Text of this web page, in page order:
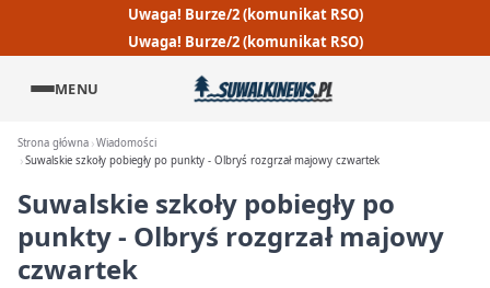
Uwaga! Burze/2 (komunikat RSO)
Uwaga! Burze/2 (komunikat RSO)
MENU
Strona główna Wiadomości
Suwalskie szkoły pobiegły po punkty - Olbryś rozgrzał majowy czwartek
Suwalskie szkoły pobiegły po
punkty - Olbryś rozgrzał majowy
czwartek